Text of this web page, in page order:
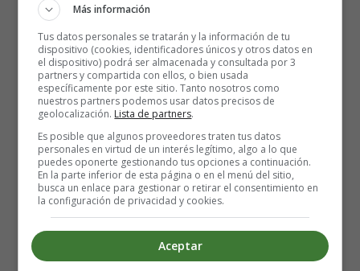
Muchas ciudades ofrecen actividades gratuitas o
ejemplo, pasear por un parque, visitar un museo gratuito
o ir a un concierto al aire libre. Investiga un poco antes
de llegar a tu destino y haz una lista de actividades
gratuitas o económicas para hacer juntos.
Viaja en transporte público 🚍
Si no quieres gastar mucho dinero en taxis o alquilar un
coche, considera la posibilidad de viajar en transporte
público. Muchas ciudades tienen un sistema de
transporte público eficiente y económico que te
Más información
Tus datos personales se tratarán y la información de tu
dispositivo (cookies, identificadores únicos y otros datos en
el dispositivo) podrá ser almacenada y consultada por 3
partners y compartida con ellos, o bien usada
específicamente por este sitio. Tanto nosotros como
nuestros partners podemos usar datos precisos de
geolocalización. Lista de partners.
Es posible que algunos proveedores traten tus datos
personales en virtud de un interés legítimo, algo a lo que
puedes oponerte gestionando tus opciones a continuación.
En la parte inferior de esta página o en el menú del sitio,
busca un enlace para gestionar o retirar el consentimiento en
la configuración de privacidad y cookies.
Aceptar